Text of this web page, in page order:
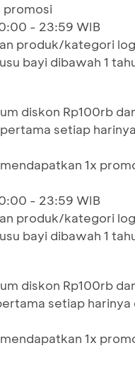
promosi
- 23:59 WIB
produk/kategori
bayi dibawah 1
diskon Rp100rb
setiap
mendapatkan 1x
- 23:59 WIB
produk/kategori
bayi dibawah 1
diskon Rp100rb
setiap
mendapatkan 1x